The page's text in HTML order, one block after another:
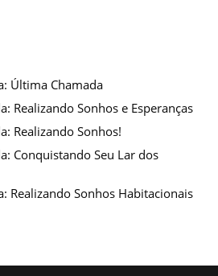
Última Chamada
Realizando Sonhos e Esperanças
Realizando Sonhos!
Conquistando Seu Lar dos
Realizando Sonhos Habitacionais